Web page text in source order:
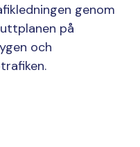
genom
på
och